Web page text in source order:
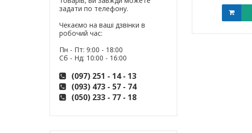
задати по телефону.
Чекаємо на ваші дзвінки в
робочий час:
Пн - Пт: 9:00 - 18:00
Сб - Нд: 10:00 - 16:00
(097) 251 - 14 - 13
(093) 473 - 57 - 74
(050) 233 - 77 - 18